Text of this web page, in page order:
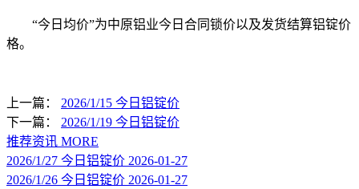
“今日均价”为中原铝业今日合同锁价以及发货结算铝锭价
格。
上一篇： 2026/1/15 今日铝锭价
下一篇： 2026/1/19 今日铝锭价
推荐资讯 MORE
2026/1/27 今日铝锭价 2026-01-27
2026/1/26 今日铝锭价 2026-01-27